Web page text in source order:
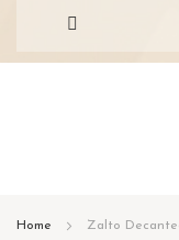
Home Zalto